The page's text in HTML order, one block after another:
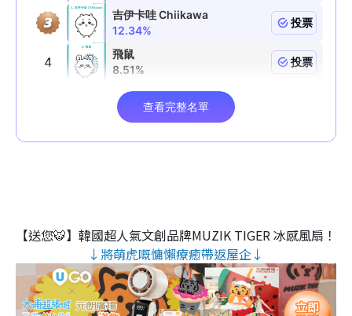
【送您🐯】韓國超人氣文創品牌MUZIK TIGER 冰感風扇！
↓將萌虎嘅慵懶療癒帶返屋企↓